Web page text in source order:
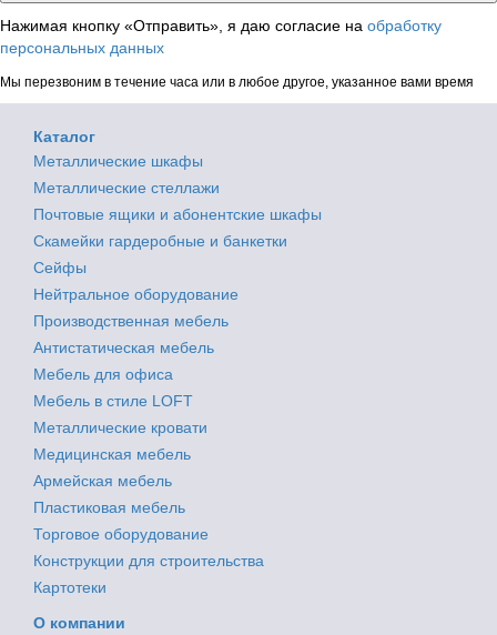
Нажимая кнопку «Отправить», я даю согласие на обработку
персональных данных
Мы перезвоним в течение часа или в любое другое, указанное вами время
Каталог
Металлические шкафы
Металлические стеллажи
Почтовые ящики и абонентские шкафы
Скамейки гардеробные и банкетки
Сейфы
Нейтральное оборудование
Производственная мебель
Антистатическая мебель
Мебель для офиса
Мебель в стиле LOFT
Металлические кровати
Медицинская мебель
Армейская мебель
Пластиковая мебель
Торговое оборудование
Конструкции для строительства
Картотеки
О компании